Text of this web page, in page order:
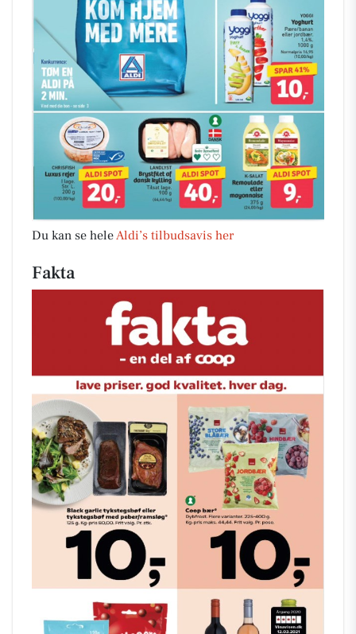
Du kan se heleAldi’s tilbudsavis her
Fakta